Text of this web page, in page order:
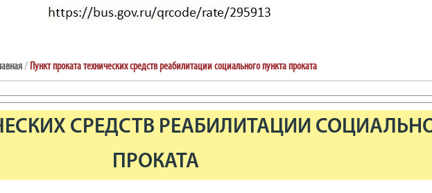
/ Пункт проката технических средств реабилитации социального пункта проката
СРЕДСТВ РЕАБИЛИТАЦИИ
ПРОКАТА